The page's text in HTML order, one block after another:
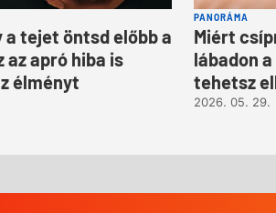
a tejet öntsd előbb a
az apró hiba is
élményt
PANORÁMA
Miért
lábadon
tehetsz
2026. 05. 29.